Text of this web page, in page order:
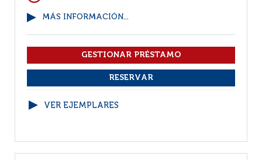
MÁS INFORMACIÓN...
VER EJEMPLARES